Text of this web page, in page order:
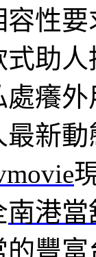
性
助
處癢
最新
南港當
豐富